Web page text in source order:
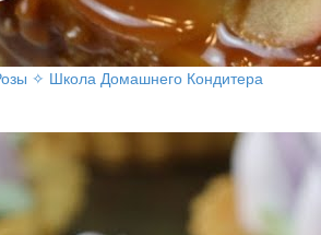
✧ Школа Домашнего Кондитера